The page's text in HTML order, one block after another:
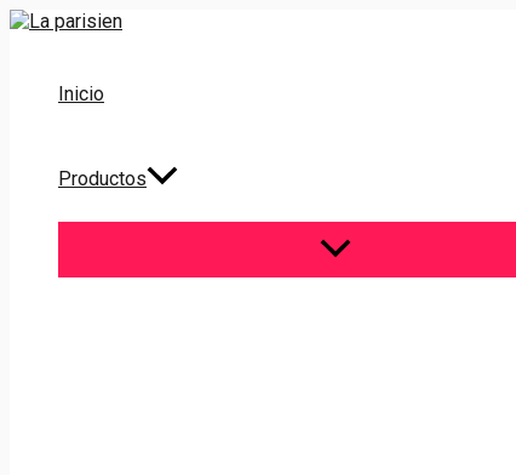
Ir
Inicio
Productos
ALTERNAR
MENÚ